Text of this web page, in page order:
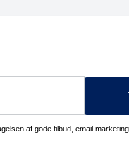
af gode tilbud, email